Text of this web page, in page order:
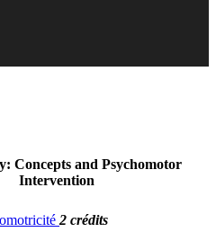
Concepts and Psychomotor
Intervention
2 crédits